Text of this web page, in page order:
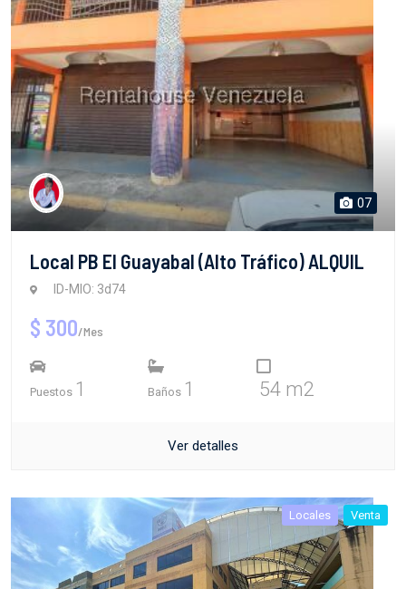
07
Local PB El Guayabal (Alto Tráfico) ALQUIL
ID-MIO: 3d74
$ 300/Mes
Puestos 1 Baños 1 54 m2
Ver detalles
Locales Venta